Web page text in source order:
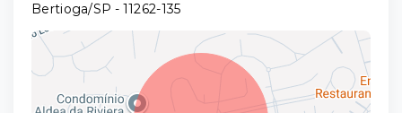
Bertioga/SP - 11262-135